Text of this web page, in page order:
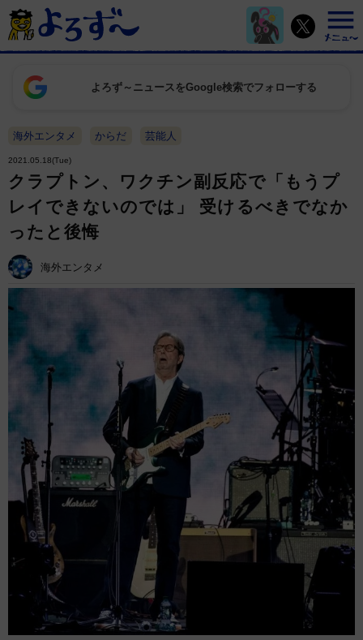
よろず～ニュースをGoogle検索でフォローする
海外エンタメ からだ 芸能人
2021.05.18(Tue)
クラプトン、ワクチン副反応で「もうプ
レイできないのでは」 受けるべきでなか
ったと後悔
海外エンタメ